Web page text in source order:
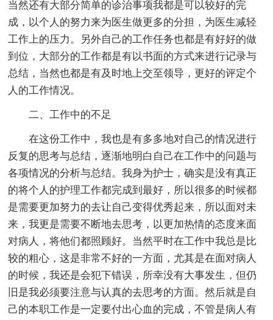
当然还有大部分简单的诊治事项我都是可以较好的完
成，以个人的努力来为医生做更多的分担，为医生减轻
工作上的压力。另外自己的工作任务也都是有好好的做
到位，大部分的工作都是有以书面的方式来进行记录与
总结，当然也都是有及时地上交至领导，更好的评定个
人的工作情况。
二、工作中的不足
在这份工作中，我也是有多多地对自己的情况进行
反复的思考与总结，逐渐地明白自己在工作中的问题与
各项情况的分析与总结。我身为护士，确实是没有真正
的将个人的护理工作都完成到最好，所以很多的时候都
是需要更加努力的去让自己变得优秀起来，所以面对未
来，我更是需要不断地去思考，以更加热情的态度来面
对病人，将他们都照顾好。当然平时在工作中我总是比
较的粗心，这是非常不好的一方面，尤其是在面对病人
的时候，我还是会犯下错误，所幸没有大事发生，但仍
旧是我必须要注意与认真的去思考的方面。然后就是自
己的本职工作是一定要付出心血的完成，不管是病人有